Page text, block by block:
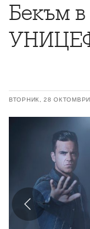
Бекъм
ВТОРНИК, 28